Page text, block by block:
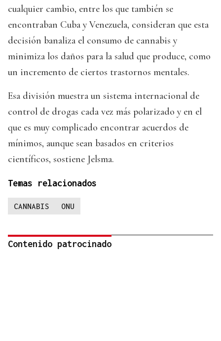
cualquier cambio, entre los que también se
encontraban Cuba y Venezuela, consideran que esta
decisión banaliza el consumo de cannabis y
minimiza los daños para la salud que produce, como
un incremento de ciertos trastornos mentales.
Esa división muestra un sistema internacional de
control de drogas cada vez más polarizado y en el
que es muy complicado encontrar acuerdos de
mínimos, aunque sean basados en criterios
científicos, sostiene Jelsma.
Temas relacionados
CANNABIS ONU
Contenido patrocinado